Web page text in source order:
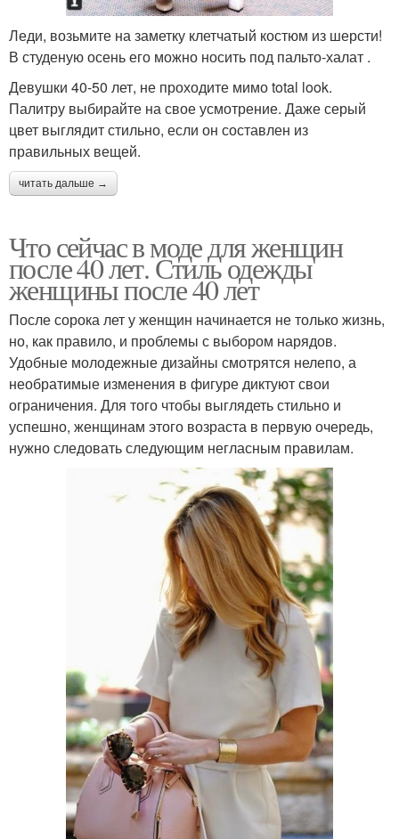
Леди, возьмите на заметку клетчатый костюм из шерсти!
В студеную осень его можно носить под пальто-халат .
Девушки 40-50 лет, не проходите мимо total look.
Палитру выбирайте на свое усмотрение. Даже серый
цвет выглядит стильно, если он составлен из
правильных вещей.
читать дальше →
Что сейчас в моде для женщин
после 40 лет. Стиль одежды
женщины после 40 лет
После сорока лет у женщин начинается не только жизнь,
но, как правило, и проблемы с выбором нарядов.
Удобные молодежные дизайны смотрятся нелепо, а
необратимые изменения в фигуре диктуют свои
ограничения. Для того чтобы выглядеть стильно и
успешно, женщинам этого возраста в первую очередь,
нужно следовать следующим негласным правилам.